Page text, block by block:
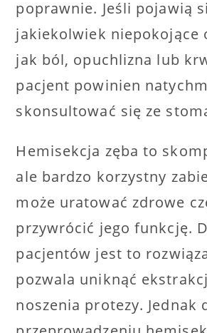
poprawnie. Jeśli pojawią
jakiekolwiek niepokojące
jak ból, opuchlizna lub
pacjent powinien
skonsultować się ze
Hemisekcja zęba to
ale bardzo korzystny
może uratować zdrowe
przywrócić jego funkcję.
pacjentów jest to
pozwala uniknąć
noszenia protezy. Jednak